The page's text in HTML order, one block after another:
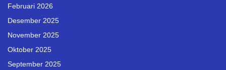
Februari 2026
Desember 2025
November 2025
Oktober 2025
September 2025